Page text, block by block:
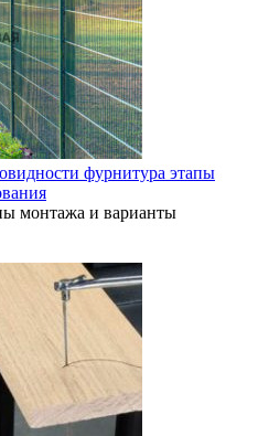
фурнитура этапы
монтажа и варианты